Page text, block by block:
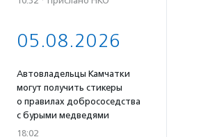
05.08.2026
Автовладельцы Камчатки
могут получить стикеры
о правилах добрососедства
с бурыми медведями
18:02